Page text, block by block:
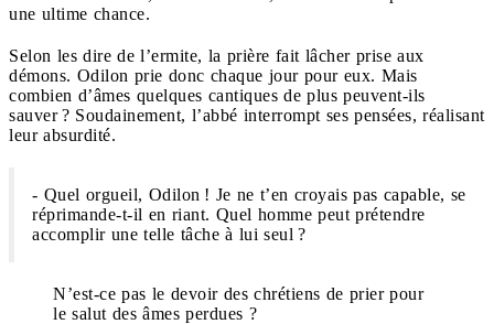
une ultime chance.
Selon les dire de l’ermite, la prière fait lâcher prise aux
démons. Odilon prie donc chaque jour pour eux. Mais
combien d’âmes quelques cantiques de plus peuvent-ils
sauver ? Soudainement, l’abbé interrompt ses pensées, réalisant
leur absurdité.
- Quel orgueil, Odilon ! Je ne t’en croyais pas capable, se
réprimande-t-il en riant. Quel homme peut prétendre
accomplir une telle tâche à lui seul ?
N’est-ce pas le devoir des chrétiens de prier pour
le salut des âmes perdues ?